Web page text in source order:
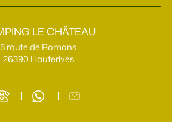
LE CHÂTEAU
5 route de Romans
26390 Hauterives